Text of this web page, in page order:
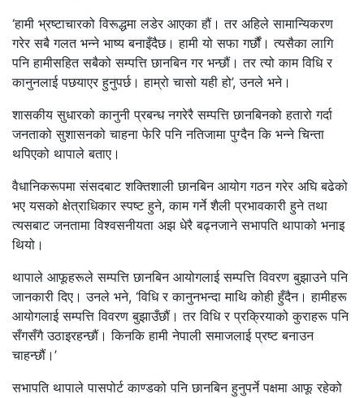
‘हामी भ्रष्टाचारको विरूद्धमा लडेर आएका हौं। तर अहिले सामान्यिकरण
गरेर सबै गलत भन्ने भाष्य बनाइँदैछ। हामी यो सफा गर्छौं। त्यसैका लागि
पनि हामीसहित सबैको सम्पत्ति छानबिन गर भन्छौं। तर त्यो काम विधि र
कानुनलाई पछयाएर हुनुपर्छ। हाम्रो चासो यही हो’, उनले भने।
शासकीय सुधारको कानुनी प्रबन्ध नगरेरै सम्पत्ति छानबिनको हतारो गर्दा
जनताको सुशासनको चाहना फेरि पनि नतिजामा पुग्दैन कि भन्ने चिन्ता
थपिएको थापाले बताए।
वैधानिकरूपमा संसदबाट शक्तिशाली छानबिन आयोग गठन गरेर अघि बढेको
भए यसको क्षेत्राधिकार स्पष्ट हुने, काम गर्ने शैली प्रभावकारी हुने तथा
त्यसबाट जनतामा विश्वसनीयता अझ धेरै बढ्नजाने सभापति थापाको भनाइ
थियो।
थापाले आफूहरूले सम्पत्ति छानबिन आयोगलाई सम्पत्ति विवरण बुझाउने पनि
जानकारी दिए। उनले भने, ‘विधि र कानुनभन्दा माथि कोही हुँदैन। हामीहरू
आयोगलाई सम्पत्ति विवरण बुझाउँछौं। तर विधि र प्रक्रियाको कुराहरू पनि
सँगसँगै उठाइरहन्छौं। किनकि हामी नेपाली समाजलाई प्रष्ट बनाउन
चाहन्छौं।’
सभापति थापाले पासपोर्ट काण्डको पनि छानबिन हुनुपर्ने पक्षमा आफू रहेको